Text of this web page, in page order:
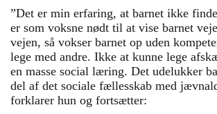
”Det er min erfaring, at barnet ikke
er som voksne nødt til at vise barnet
vejen, så vokser barnet op uden
lege med andre. Ikke at kunne lege
en masse social læring. Det udelukker
del af det sociale fællesskab med
forklarer hun og fortsætter: